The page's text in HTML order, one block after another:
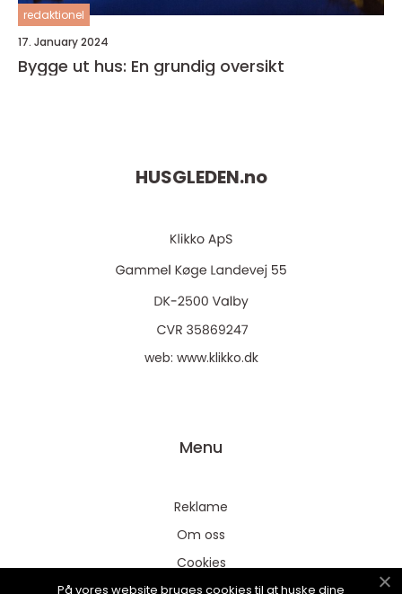
redaktionel
17. January 2024
Bygge ut hus: En grundig oversikt
HUSGLEDEN.no
web: www.klikko.dk
Menu
Reklame
Om oss
Cookies
På vores website bruges cookies til at huske dine